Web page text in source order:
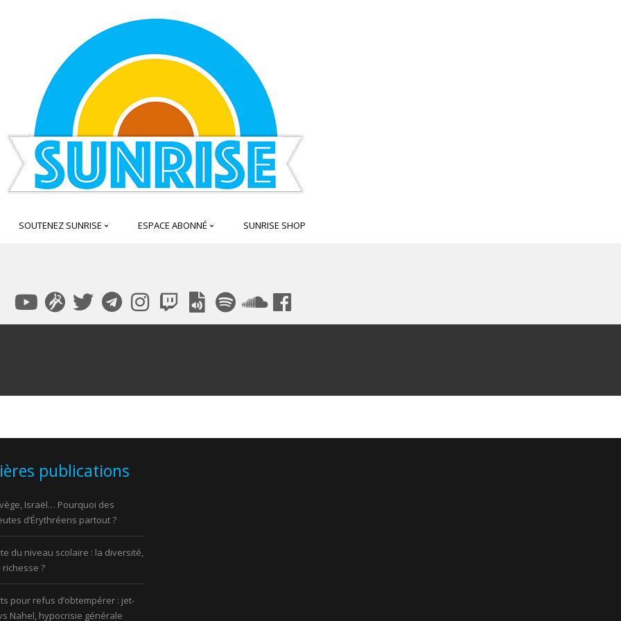
SOUTENEZ SUNRISE ESPACE ABONNÉ SUNRISE SHOP
publications
Israël… Pourquoi des
d’Érythréens partout ?
du niveau scolaire : la diversité,
richesse ?
pour refus d’obtempérer : jet-
Nahel, hypocrisie générale